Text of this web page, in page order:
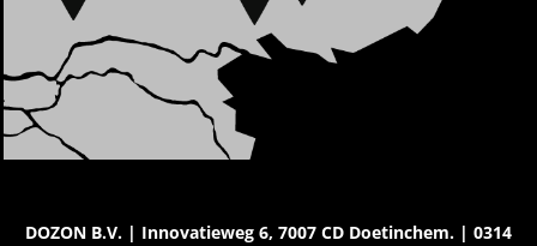
DOZON B.V. | Innovatieweg 6, 7007 CD Doetinchem. | 0314